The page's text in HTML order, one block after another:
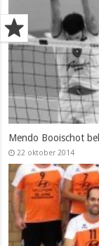
Mendo Booischot
22 oktober 2014